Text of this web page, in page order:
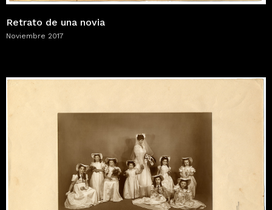
Retrato de una novia
Noviembre 2017